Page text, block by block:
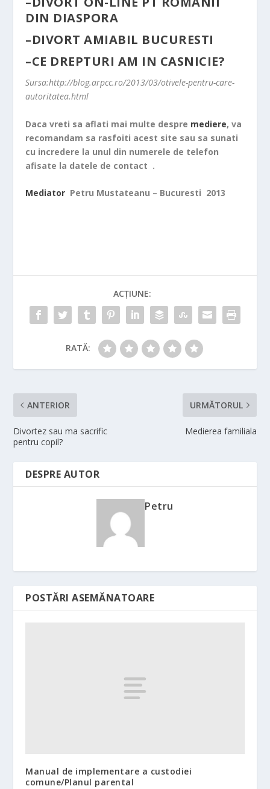
DIN DIASPORA
–DIVORT AMIABIL BUCURESTI
–CE DREPTURI AM IN CASNICIE?
Sursa:http://blog.arpcc.ro/2013/03/otivele-pentru-care-
autoritatea.html
Daca vreti sa aflati mai multe despre mediere, va
recomandam sa rasfoiti acest site sau sa sunati
cu incredere la unul din numerele de telefon
afisate la datele de contact .
Mediator Petru Mustateanu – Bucuresti 2013
ACȚIUNE:
RATĂ:
ANTERIOR
Divortez sau ma sacrific
pentru copil?
URMĂTORUL
Medierea familiala
DESPRE AUTOR
Petru
POSTĂRI ASEMĂNATOARE
Manual de implementare a custodiei
comune/Planul parental